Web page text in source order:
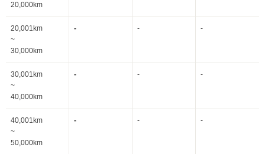
20,000km
20,001km
~
30,000km
- - -
30,001km
~
40,000km
- - -
40,001km
~
50,000km
- - -